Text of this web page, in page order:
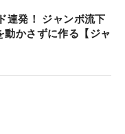
をタテに使って下
しでシャフトを少
連発！ ジャンボ流下
動かさずに作る【ジャ